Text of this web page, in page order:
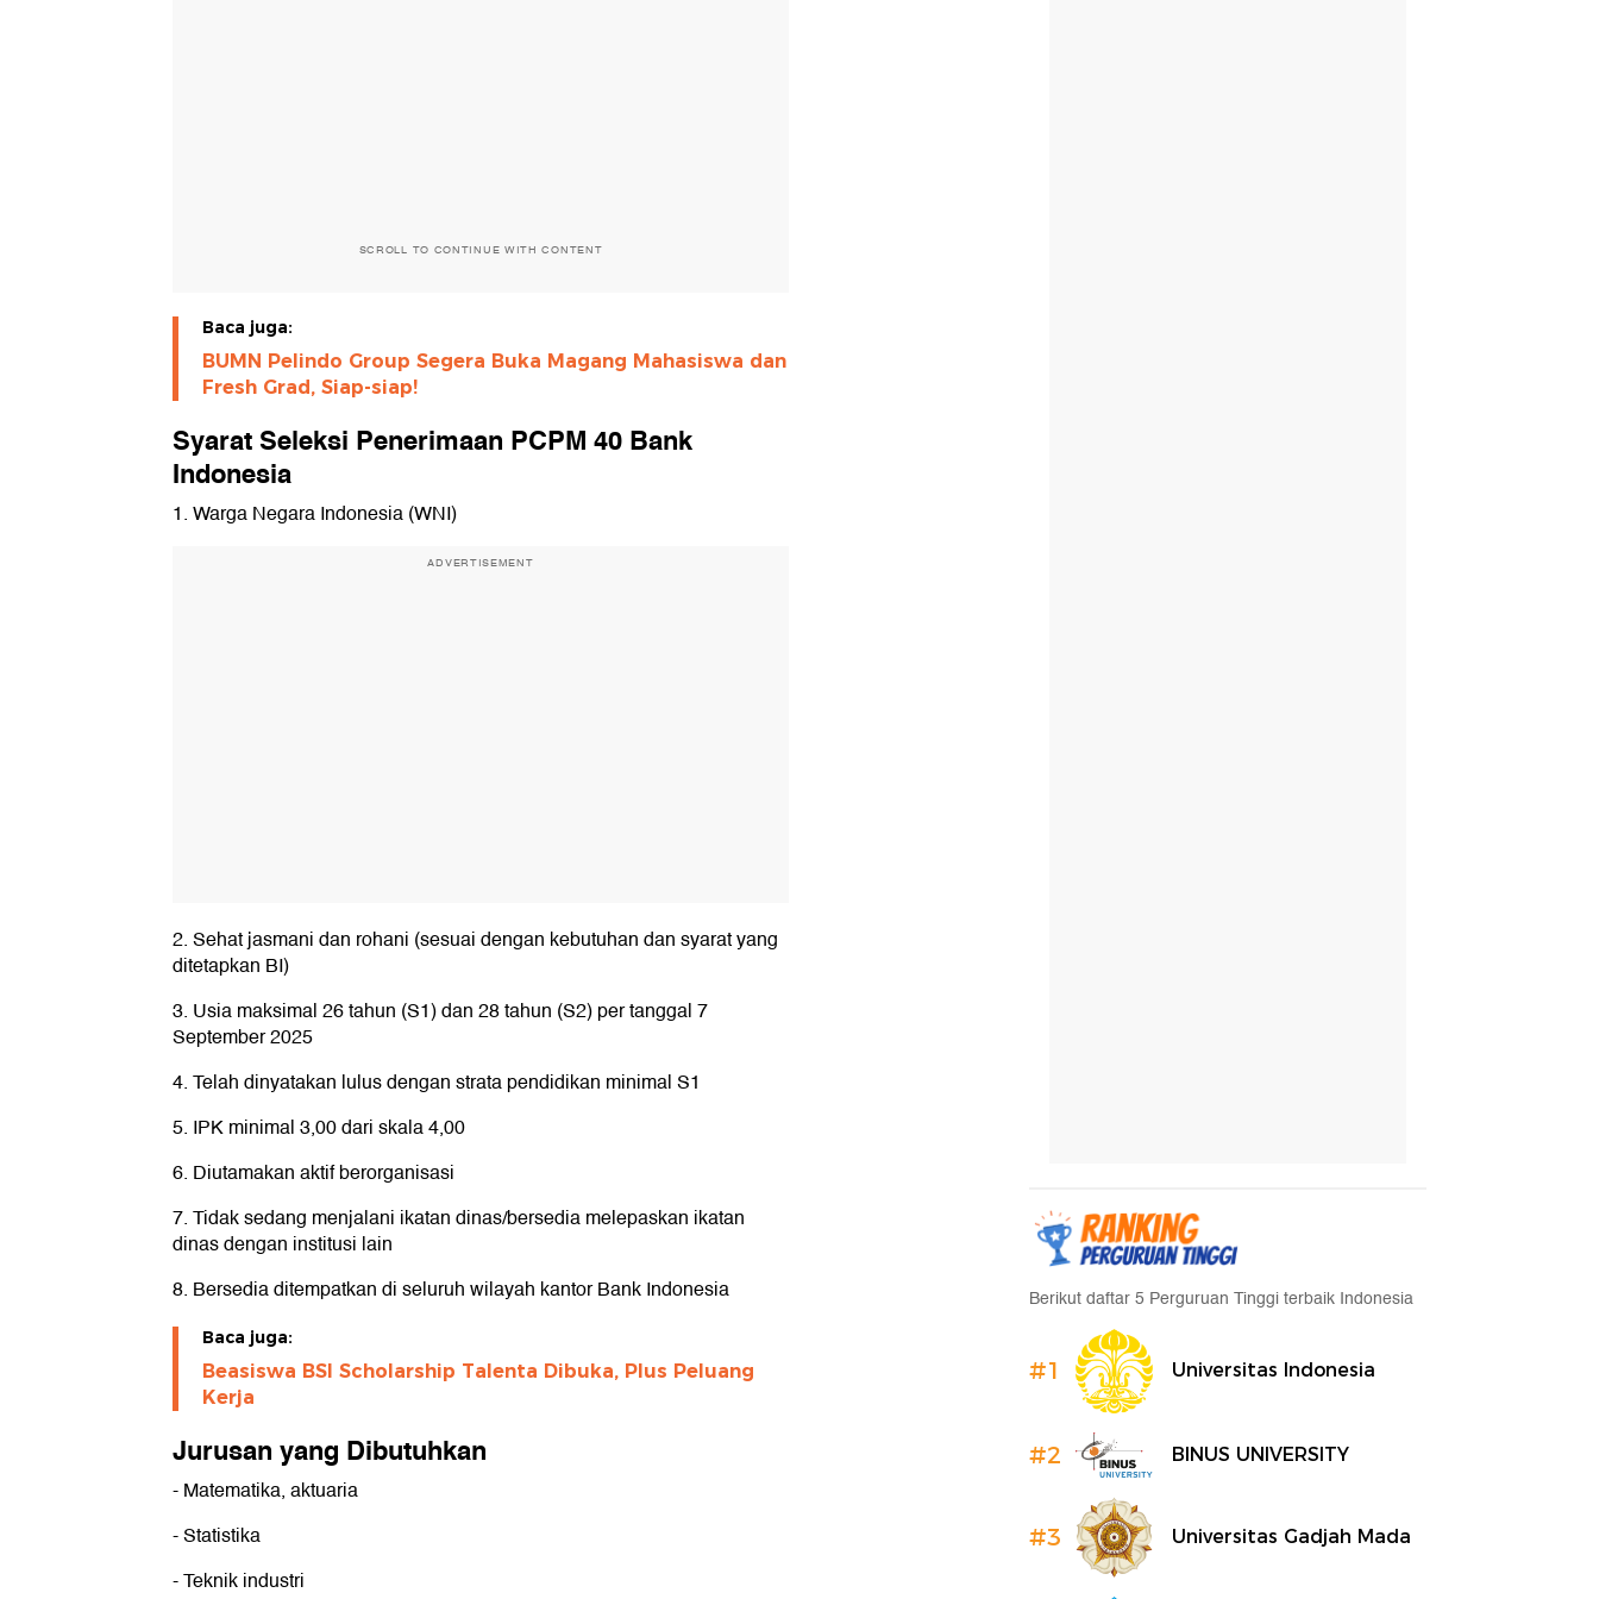
SCROLL TO CONTINUE WITH CONTENT
Baca juga:
BUMN Pelindo Group Segera Buka Magang Mahasiswa dan
Fresh Grad, Siap-siap!
Syarat Seleksi Penerimaan PCPM 40 Bank
Indonesia
1. Warga Negara Indonesia (WNI)
ADVERTISEMENT
2. Sehat jasmani dan rohani (sesuai dengan kebutuhan dan syarat yang
ditetapkan BI)
3. Usia maksimal 26 tahun (S1) dan 28 tahun (S2) per tanggal 7
September 2025
4. Telah dinyatakan lulus dengan strata pendidikan minimal S1
5. IPK minimal 3,00 dari skala 4,00
6. Diutamakan aktif berorganisasi
7. Tidak sedang menjalani ikatan dinas/bersedia melepaskan ikatan
dinas dengan institusi lain
8. Bersedia ditempatkan di seluruh wilayah kantor Bank Indonesia
Baca juga:
Beasiswa BSI Scholarship Talenta Dibuka, Plus Peluang
Kerja
Jurusan yang Dibutuhkan
- Matematika, aktuaria
- Statistika
- Teknik industri
Berikut daftar 5 Perguruan Tinggi terbaik Indonesia
#1 Universitas Indonesia
#2 BINUS UNIVERSITY
#3 Universitas Gadjah Mada